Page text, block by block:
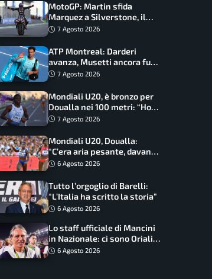
MotoGP: Martin sfida
Marquez a Silverstone, il
programma e gli orari
7 Agosto 2026
ATP Montreal: Darderi
avanza, Musetti ancora fuori
con Jodar
7 Agosto 2026
Mondiali U20, è bronzo per
Doualla nei 100 metri: “Ho
scacciato l’ansia”
7 Agosto 2026
Mondiali U20, Doualla:
“C’era aria pesante, davano
le mascherine! Finale? Non
6 Agosto 2026
Tutto l’orgoglio di Barelli:
“L’Italia ha scritto la storia”
6 Agosto 2026
Lo staff ufficiale di Mancini
in Nazionale: ci sono Oriali e
Bonucci, confermato un
6 Agosto 2026